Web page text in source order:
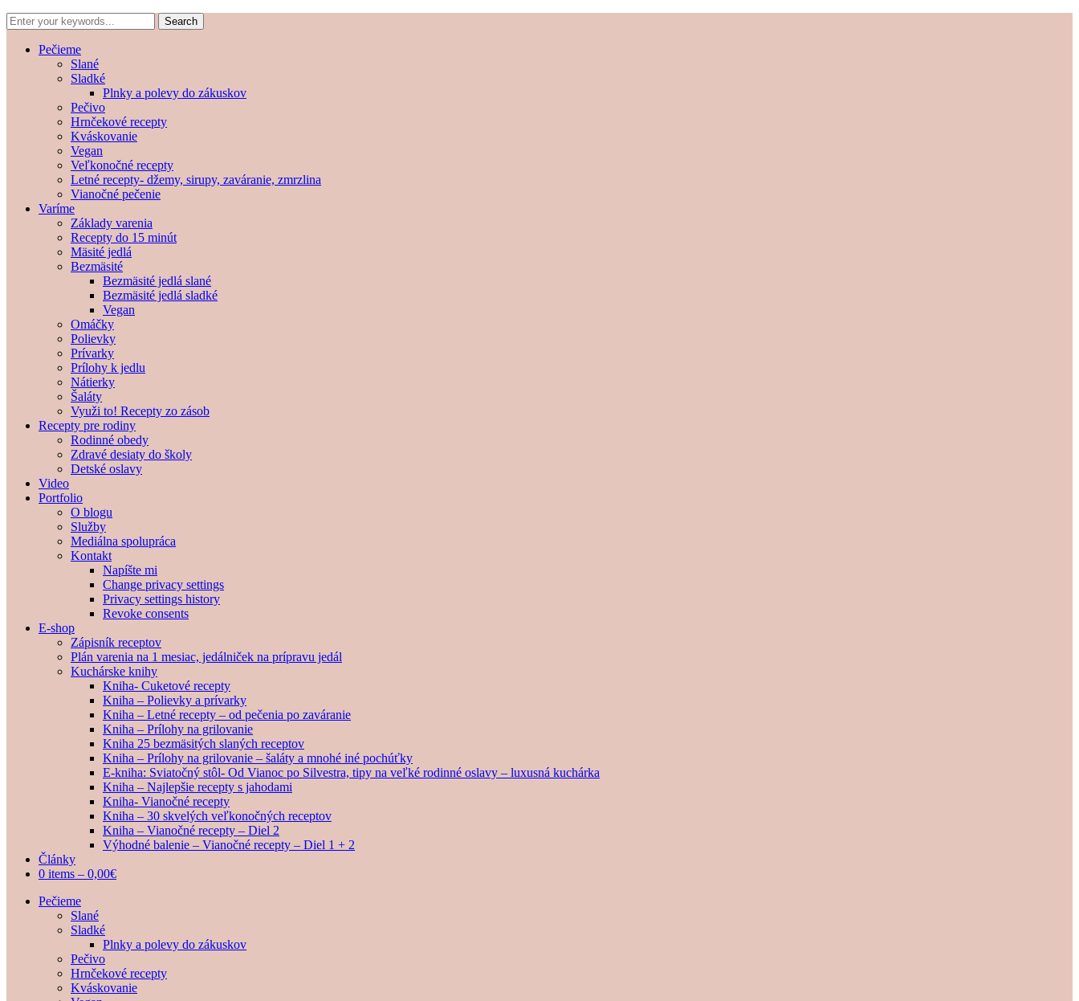
Pečieme
Slané
Sladké
Plnky a polevy do zákuskov
Pečivo
Hrnčekové recepty
Kváskovanie
Vegan
Veľkonočné recepty
Letné recepty- džemy, sirupy, zaváranie, zmrzlina
Vianočné pečenie
Varíme
Základy varenia
Recepty do 15 minút
Mäsité jedlá
Bezmäsité
Bezmäsité jedlá slané
Bezmäsité jedlá sladké
Vegan
Omáčky
Polievky
Prívarky
Prílohy k jedlu
Nátierky
Šaláty
Využi to! Recepty zo zásob
Recepty pre rodiny
Rodinné obedy
Zdravé desiaty do školy
Detské oslavy
Video
Portfolio
O blogu
Služby
Mediálna spolupráca
Kontakt
Napíšte mi
Change privacy settings
Privacy settings history
Revoke consents
E-shop
Zápisník receptov
Plán varenia na 1 mesiac, jedálniček na prípravu jedál
Kuchárske knihy
Kniha- Cuketové recepty
Kniha – Polievky a prívarky
Kniha – Letné recepty – od pečenia po zaváranie
Kniha – Prílohy na grilovanie
Kniha 25 bezmäsitých slaných receptov
Kniha – Prílohy na grilovanie – šaláty a mnohé iné pochúťky
E-kniha: Sviatočný stôl- Od Vianoc po Silvestra, tipy na veľké rodinné oslavy – luxusná kuchárka
Kniha – Najlepšie recepty s jahodami
Kniha- Vianočné recepty
Kniha – 30 skvelých veľkonočných receptov
Kniha – Vianočné recepty – Diel 2
Výhodné balenie – Vianočné recepty – Diel 1 + 2
Články
0 items – 0,00€
Pečieme
Slané
Sladké
Plnky a polevy do zákuskov
Pečivo
Hrnčekové recepty
Kváskovanie